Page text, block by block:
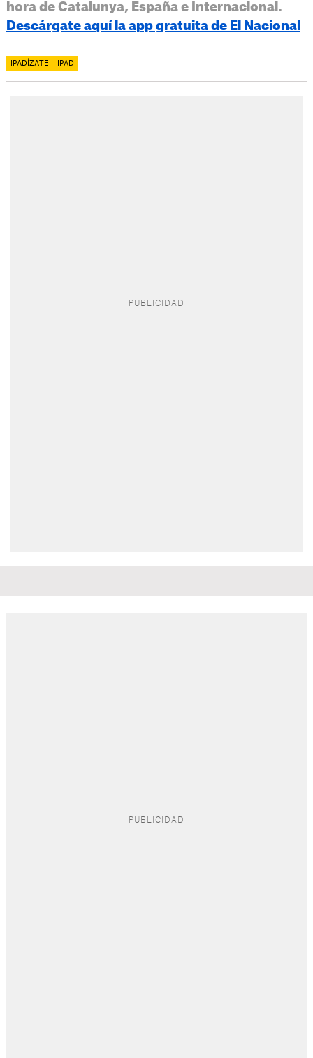
hora de Catalunya, España e Internacional.
Descárgate aquí la app gratuita de El Nacional
IPADÍZATE IPAD